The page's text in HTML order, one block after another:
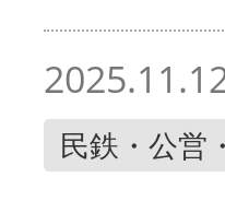
民鉄・公営